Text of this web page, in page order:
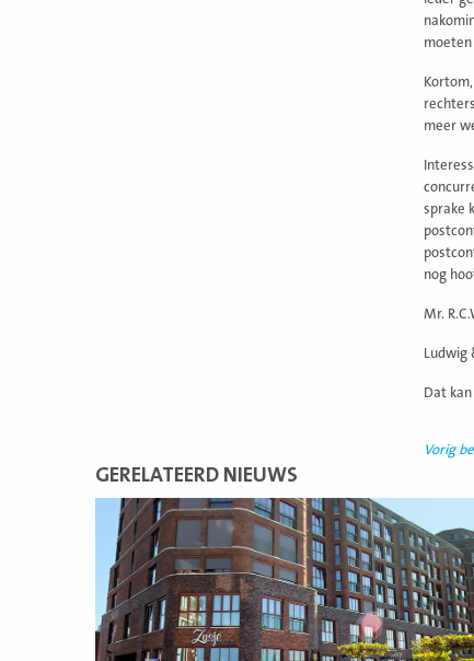
meer
sprake
nog
Mr.
Ludwig
Dat kan
Vorig
GERELATEERD NIEUWS
Lees
meer